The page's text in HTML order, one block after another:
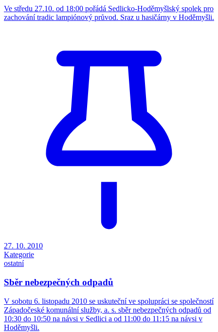
Ve středu 27.10. od 18:00 pořádá Sedlicko-Hoděmyšlský spolek pro
zachování tradic lampiónový průvod. Sraz u hasičárny v Hoděmyšli.
27. 10. 2010
Kategorie
ostatní
Sběr nebezpečných odpadů
V sobotu 6. listopadu 2010 se uskuteční ve spolupráci se společností
Západočeské komunální služby, a. s. sběr nebezpečných odpadů od
10:30 do 10:50 na návsi v Sedlici a od 11:00 do 11:15 na návsi v
Hoděmyšli.